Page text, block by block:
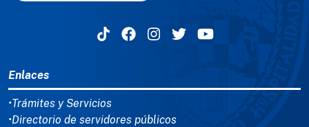
Enlaces
•Trámites y Servicios
•Directorio de servidores públicos